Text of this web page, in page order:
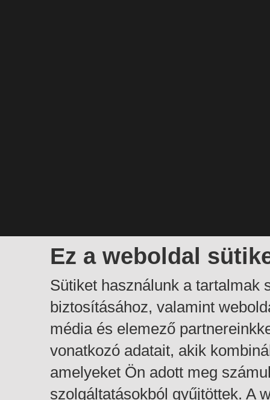
Ez a weboldal
Sütiket használunk a tartalmak
biztosításához, valamint
média és elemező
vonatkozó adatait, akik
amelyeket Ön adott meg
szolgáltatásokból gyűjtöttek. A